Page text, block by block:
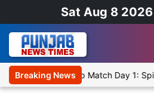
Sat Aug 8
Breaking News
XI, Warm-Up Match Day 1: